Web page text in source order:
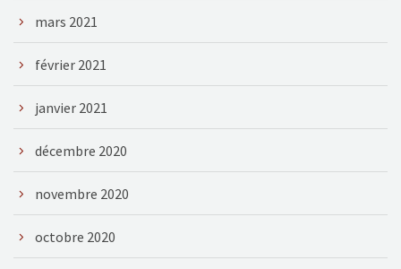
mars 2021
février 2021
janvier 2021
décembre 2020
novembre 2020
octobre 2020